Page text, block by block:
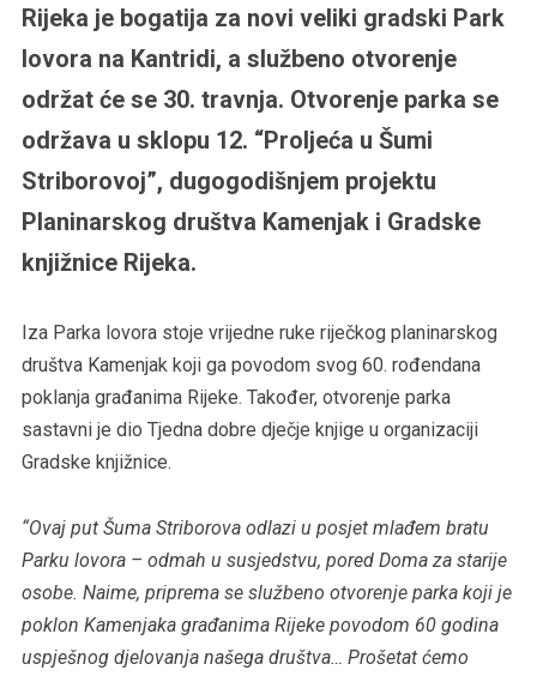
Rijeka je bogatija za novi veliki gradski Park
lovora na Kantridi, a službeno otvorenje
održat će se 30. travnja. Otvorenje parka se
održava u sklopu 12. “Proljeća u Šumi
Striborovoj”, dugogodišnjem projektu
Planinarskog društva Kamenjak i Gradske
knjižnice Rijeka.
Iza Parka lovora stoje vrijedne ruke riječkog planinarskog
društva Kamenjak koji ga povodom svog 60. rođendana
poklanja građanima Rijeke. Također, otvorenje parka
sastavni je dio Tjedna dobre dječje knjige u organizaciji
Gradske knjižnice.
“Ovaj put Šuma Striborova odlazi u posjet mlađem bratu
Parku lovora – odmah u susjedstvu, pored Doma za starije
osobe. Naime, priprema se službeno otvorenje parka koji je
poklon Kamenjaka građanima Rijeke povodom 60 godina
uspješnog djelovanja našega društva… Prošetat ćemo